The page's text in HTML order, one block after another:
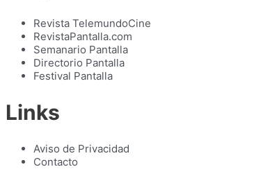
Revista TelemundoCine
RevistaPantalla.com
Semanario Pantalla
Directorio Pantalla
Festival Pantalla
Links
Aviso de Privacidad
Contacto